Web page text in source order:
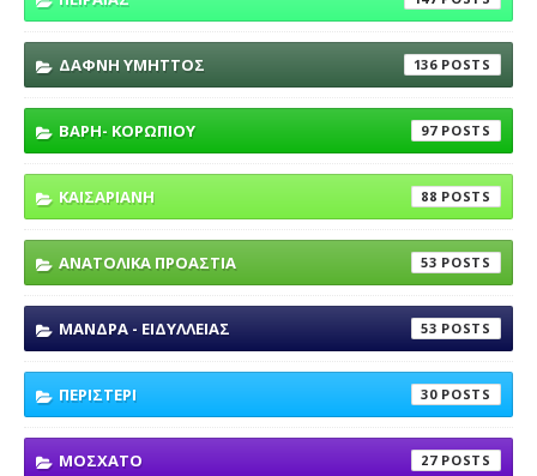
ΔΑΦΝΗ ΥΜΗΤΤΟΣ 136
ΒΑΡΗ- ΚΟΡΩΠΙΟΥ 97
ΚΑΙΣΑΡΙΑΝΗ 88
ΑΝΑΤΟΛΙΚΑ ΠΡΟΑΣΤΙΑ 53
ΜΑΝΔΡΑ - ΕΙΔΥΛΛΕΙΑΣ 53
ΠΕΡΙΣΤΕΡΙ 30
ΜΟΣΧΑΤΟ 27